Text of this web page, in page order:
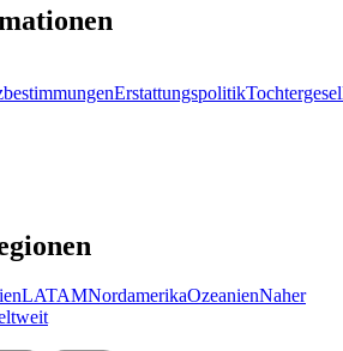
Erstattungspolitik
LATAMNordamerikaOzeanienNaher